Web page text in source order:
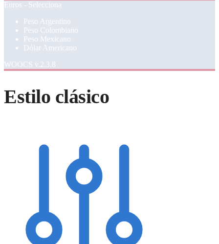
Euros - Selecciona
Peso Argentino
Peso Colombiano
Peso Mexicano
Dólar Americano
WOOCS v.2.3.8
Estilo clásico